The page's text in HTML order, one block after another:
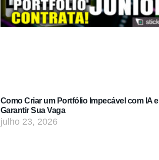
Como Criar um Portfólio Impecável com IA e
Garantir Sua Vaga
julho 23, 2026